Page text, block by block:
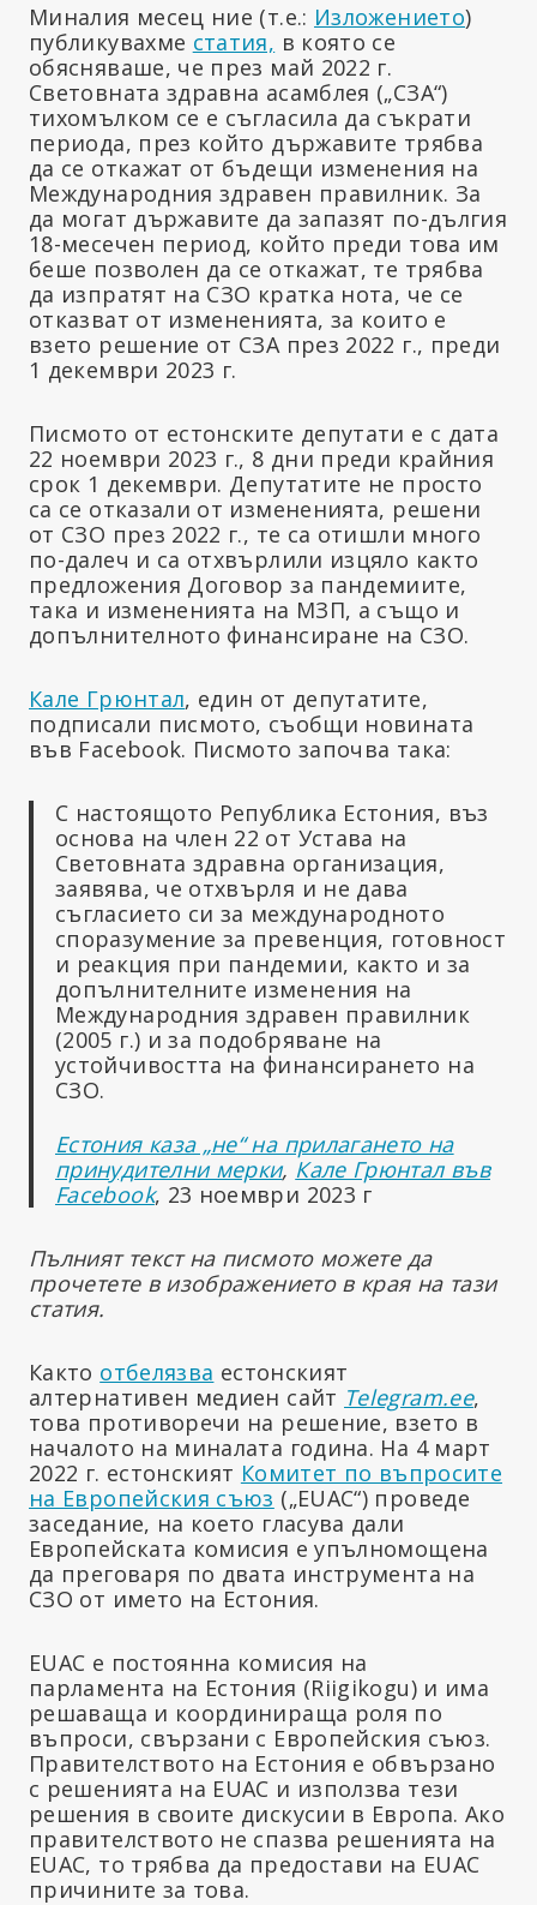
Миналия месец ние (т.е.: Изложението)
публикувахме статия, в която се
обясняваше, че през май 2022 г.
Световната здравна асамблея („СЗА“)
тихомълком се е съгласила да съкрати
периода, през който държавите трябва
да се откажат от бъдещи изменения на
Международния здравен правилник. За
да могат държавите да запазят по-дългия
18-месечен период, който преди това им
беше позволен да се откажат, те трябва
да изпратят на СЗО кратка нота, че се
отказват от измененията, за които е
взето решение от СЗА през 2022 г., преди
1 декември 2023 г.
Писмото от естонските депутати е с дата
22 ноември 2023 г., 8 дни преди крайния
срок 1 декември. Депутатите не просто
са се отказали от измененията, решени
от СЗО през 2022 г., те са отишли много
по-далеч и са отхвърлили изцяло както
предложения Договор за пандемиите,
така и измененията на МЗП, а също и
допълнителното финансиране на СЗО.
Кале Грюнтал, един от депутатите,
подписали писмото, съобщи новината
във Facebook. Писмото започва така:
С настоящото Република Естония, въз
основа на член 22 от Устава на
Световната здравна организация,
заявява, че отхвърля и не дава
съгласието си за международното
споразумение за превенция, готовност
и реакция при пандемии, както и за
допълнителните изменения на
Международния здравен правилник
(2005 г.) и за подобряване на
устойчивостта на финансирането на
СЗО.
Естония каза „не“ на прилагането на
принудителни мерки, Кале Грюнтал във
Facebook, 23 ноември 2023 г
Пълният текст на писмото можете да
прочетете в изображението в края на тази
статия.
Както отбелязва естонският
алтернативен медиен сайт Telegram.ee,
това противоречи на решение, взето в
началото на миналата година. На 4 март
2022 г. естонският Комитет по въпросите
на Европейския съюз („EUAC“) проведе
заседание, на което гласува дали
Европейската комисия е упълномощена
да преговаря по двата инструмента на
СЗО от името на Естония.
EUAC е постоянна комисия на
парламента на Естония (Riigikogu) и има
решаваща и координираща роля по
въпроси, свързани с Европейския съюз.
Правителството на Естония е обвързано
с решенията на EUAC и използва тези
решения в своите дискусии в Европа. Ако
правителството не спазва решенията на
EUAC, то трябва да предостави на EUAC
причините за това.